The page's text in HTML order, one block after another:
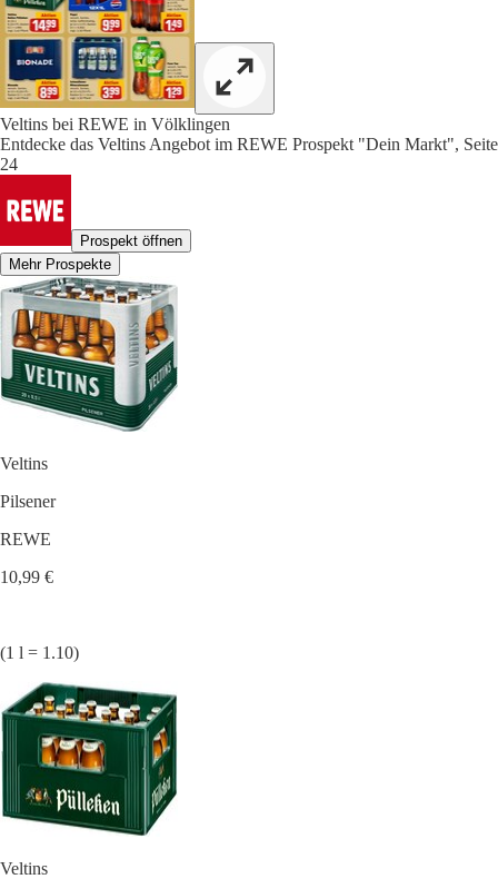
Veltins bei REWE in Völklingen
Entdecke das Veltins Angebot im REWE Prospekt "Dein Markt", Seite
24
Prospekt öffnen
Mehr Prospekte
Veltins
Pilsener
REWE
10,99 €
(1 l = 1.10)
Veltins